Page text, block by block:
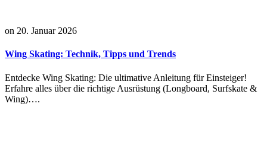
on 20. Januar 2026
Wing Skating: Technik, Tipps und Trends
Entdecke Wing Skating: Die ultimative Anleitung für Einsteiger!
Erfahre alles über die richtige Ausrüstung (Longboard, Surfskate &
Wing)….